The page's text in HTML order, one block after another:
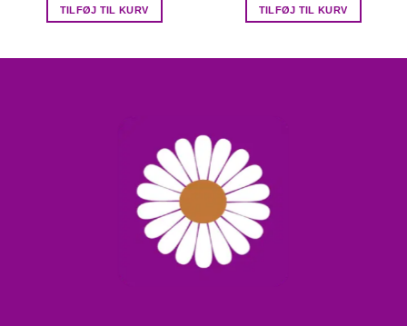
pris
var:
pris
er:
TILFØJ TIL KURV
pris
var:
pris
er:
TILFØJ TIL KURV